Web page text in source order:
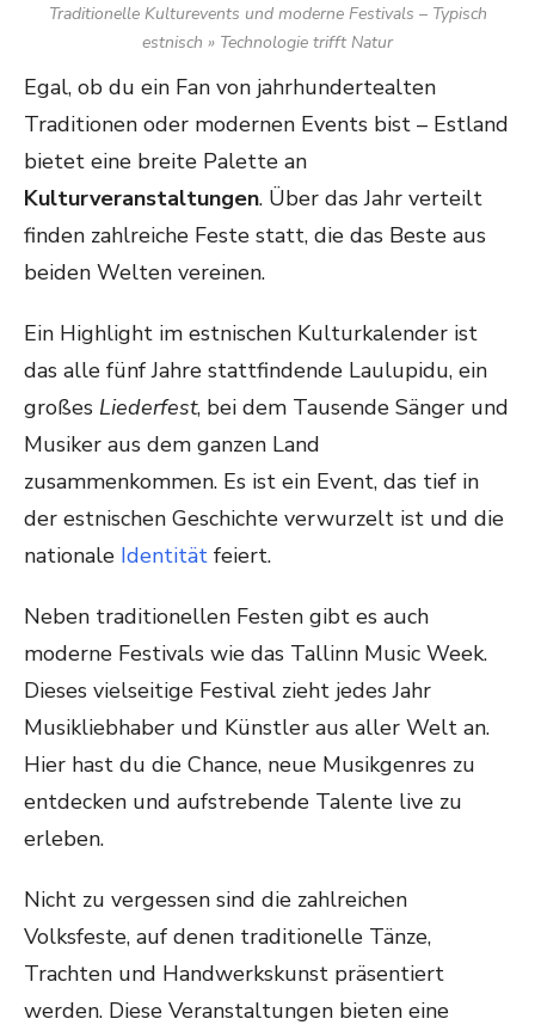
Traditionelle Kulturevents und moderne Festivals – Typisch
estnisch » Technologie trifft Natur
Egal, ob du ein Fan von jahrhundertealten
Traditionen oder modernen Events bist – Estland
bietet eine breite Palette an
Kulturveranstaltungen. Über das Jahr verteilt
finden zahlreiche Feste statt, die das Beste aus
beiden Welten vereinen.
Ein Highlight im estnischen Kulturkalender ist
das alle fünf Jahre stattfindende Laulupidu, ein
großes Liederfest, bei dem Tausende Sänger und
Musiker aus dem ganzen Land
zusammenkommen. Es ist ein Event, das tief in
der estnischen Geschichte verwurzelt ist und die
nationale Identität feiert.
Neben traditionellen Festen gibt es auch
moderne Festivals wie das Tallinn Music Week.
Dieses vielseitige Festival zieht jedes Jahr
Musikliebhaber und Künstler aus aller Welt an.
Hier hast du die Chance, neue Musikgenres zu
entdecken und aufstrebende Talente live zu
erleben.
Nicht zu vergessen sind die zahlreichen
Volksfeste, auf denen traditionelle Tänze,
Trachten und Handwerkskunst präsentiert
werden. Diese Veranstaltungen bieten eine